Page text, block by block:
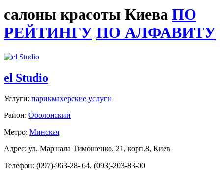
салоны красоты Киева ПО
РЕЙТИНГУ ПО АЛФАВИТУ
el Studio
Услуги: парикмахерские услуги
Район: Оболонский
Метро: Минская
Адрес: ул. Маршала Тимошенко, 21, корп.8, Киев
Телефон: (097)-963-28- 64, (093)-203-83-00